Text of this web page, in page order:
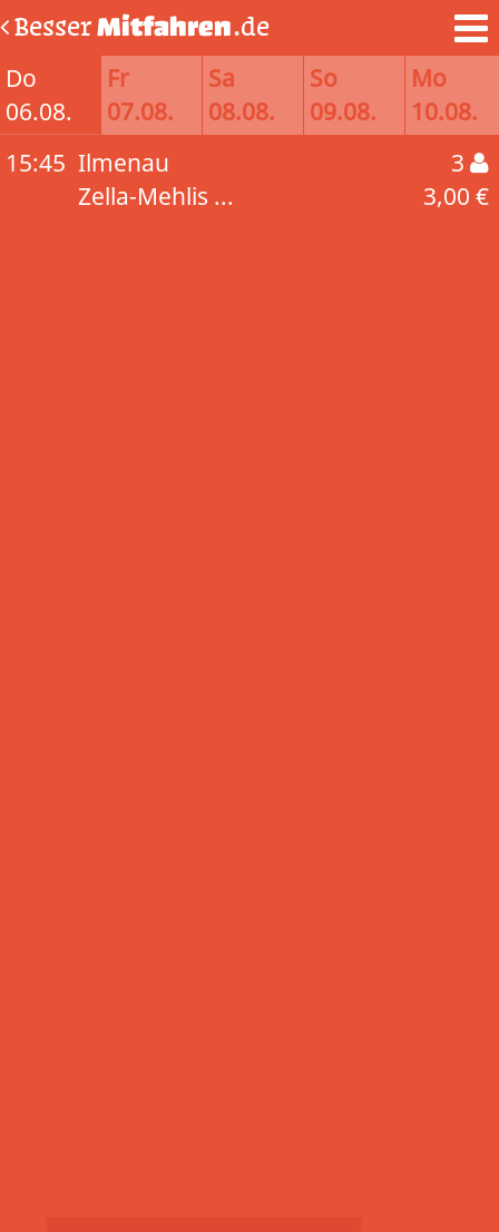
BesserMitfahren.de
Do
06.08.
Fr
07.08.
Sa
08.08.
So
09.08.
Mo
10.08.
15:45 Ilmenau
Zella-Mehlis ...
3
3,00 €